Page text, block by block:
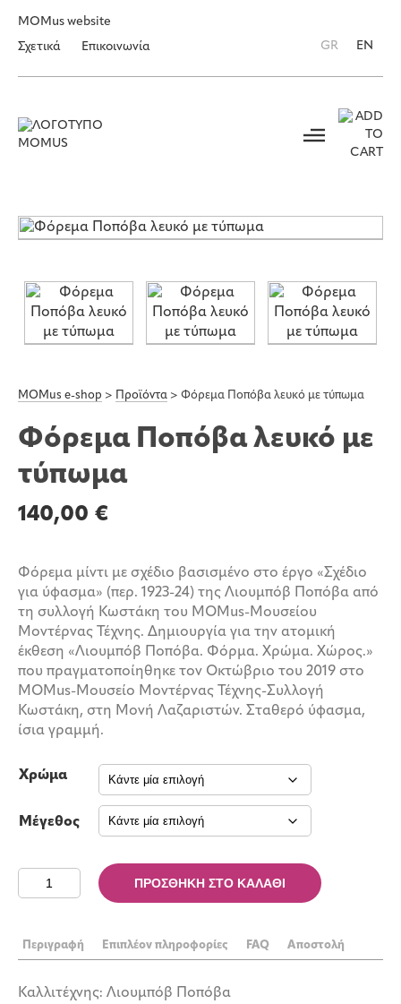
MOMus website
Σχετικά
Επικοινωνία GR EN
MOMus e-shop > Προϊόντα > Φόρεμα Ποπόβα λευκό με τύπωμα
Φόρεμα Ποπόβα λευκό με
τύπωμα
140,00 €
Φόρεμα μίντι με σχέδιο βασισμένο στο έργο «Σχέδιο
για ύφασμα» (περ. 1923-24) της Λιουμπόβ Ποπόβα από
τη συλλογή Κωστάκη του MOMus-Μουσείου
Μοντέρνας Τέχνης. Δημιουργία για την ατομική
έκθεση «Λιουμπόβ Ποπόβα. Φόρμα. Χρώμα. Χώρος.»
που πραγματοποίηθηκε τον Οκτώβριο του 2019 στο
MOMus-Μουσείο Μοντέρνας Τέχνης-Συλλογή
Κωστάκη, στη Μονή Λαζαριστών. Σταθερό ύφασμα,
ίσια γραμμή.
Χρώμα
Μέγεθος
Φόρεμα
Ποπόβα
τύπωμα
ΠΡΟΣΘΉΚΗ ΣΤΟ ΚΑΛΆΘΙ
Περιγραφή Επιπλέον πληροφορίες FAQ Αποστολή
Καλλιτέχνης: Λιουμπόβ Ποπόβα